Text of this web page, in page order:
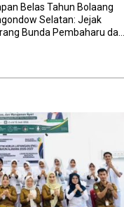
Belas Tahun Bolaang
Selatan: Jejak
Bunda Pembaharu dan